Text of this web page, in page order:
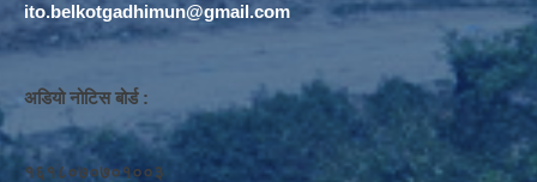
ito.belkotgadhimun@gmail.com
अडियो नोटिस बोर्ड :
१६१८०७०७०१००३